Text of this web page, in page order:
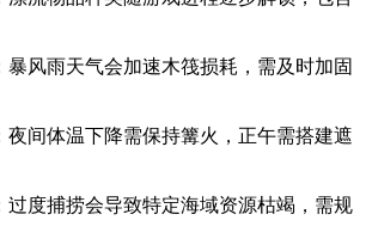
暴风雨天气会加速木筏损耗，需及时加固
夜间体温下降需保持篝火，正午需搭建遮
过度捕捞会导致特定海域资源枯竭，需规